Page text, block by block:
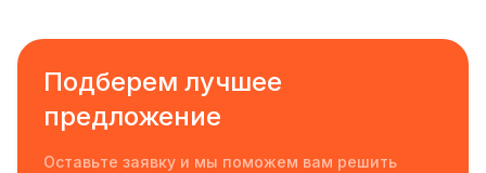
Подберем лучшее
предложение
Оставьте заявку и мы поможем вам решить